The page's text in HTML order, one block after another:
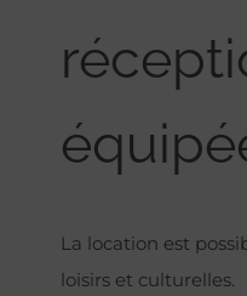
La location est
loisirs et culturelles.